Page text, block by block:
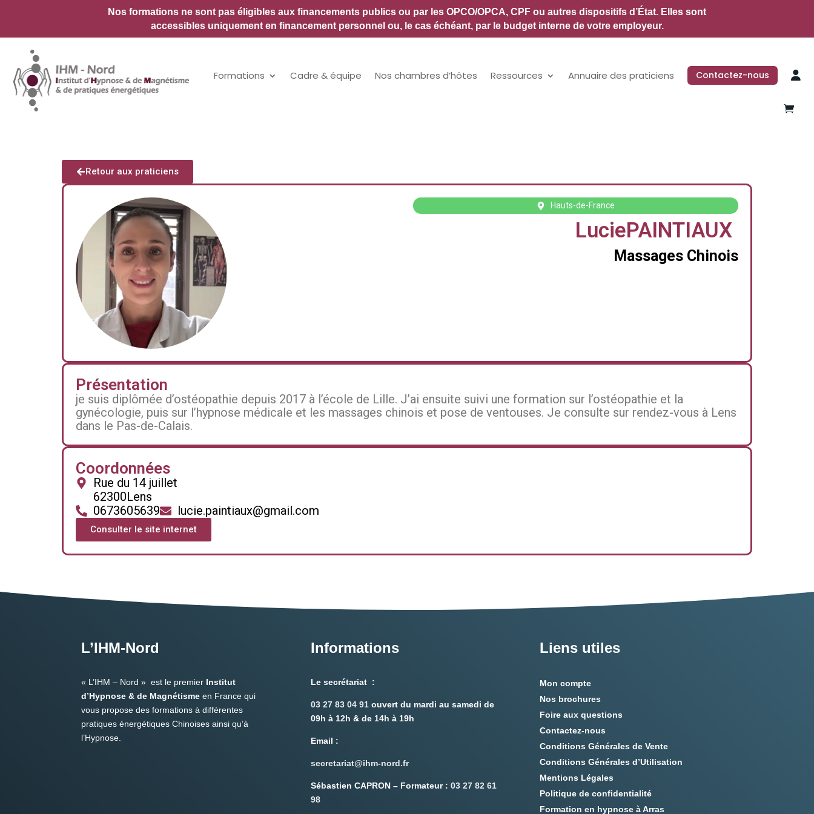
Nos formations ne sont pas éligibles aux financements publics ou par les OPCO/OPCA, CPF ou autres dispositifs d’État. Elles sont
accessibles uniquement en financement personnel ou, le cas échéant, par le budget interne de votre employeur.
Formations Cadre & équipe Nos chambres d’hôtes Ressources Annuaire des praticiens Contactez-nous
Retour aux praticiens
Hauts-de-France
LuciePAINTIAUX
Massages Chinois
Présentation
je suis diplômée d’ostéopathie depuis 2017 à l’école de Lille. J’ai ensuite suivi une formation sur l’ostéopathie et la
gynécologie, puis sur l’hypnose médicale et les massages chinois et pose de ventouses. Je consulte sur rendez-vous à Lens
dans le Pas-de-Calais.
Coordonnées
Rue du 14 juillet
62300Lens
0673605639
lucie.paintiaux@gmail.com
Consulter le site internet
L’IHM-Nord
« L’IHM – Nord » est le premier Institut
d’Hypnose & de Magnétisme en France qui
vous propose des formations à différentes
pratiques énergétiques Chinoises ainsi qu’à
l’Hypnose.
Informations
Le secrétariat :
03 27 83 04 91 ouvert du mardi au samedi de
09h à 12h & de 14h à 19h
Email :
secretariat@ihm-nord.fr
Sébastien CAPRON – Formateur : 03 27 82 61
98
Liens utiles
Mon compte
Nos brochures
Foire aux questions
Contactez-nous
Conditions Générales de Vente
Conditions Générales d’Utilisation
Mentions Légales
Politique de confidentialité
Formation en hypnose à Arras